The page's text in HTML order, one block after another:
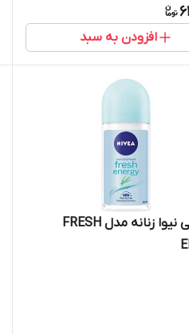
افزودن به سبد
مام رولی نیوا زنانه مدل FRESH